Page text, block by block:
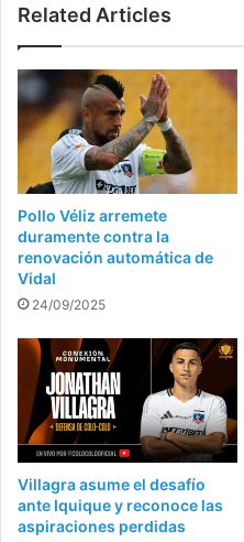
Related Articles
Pollo Véliz arremete
duramente contra la
renovación automática de
Vidal
24/09/2025
Villagra asume el desafío
ante Iquique y reconoce las
aspiraciones perdidas